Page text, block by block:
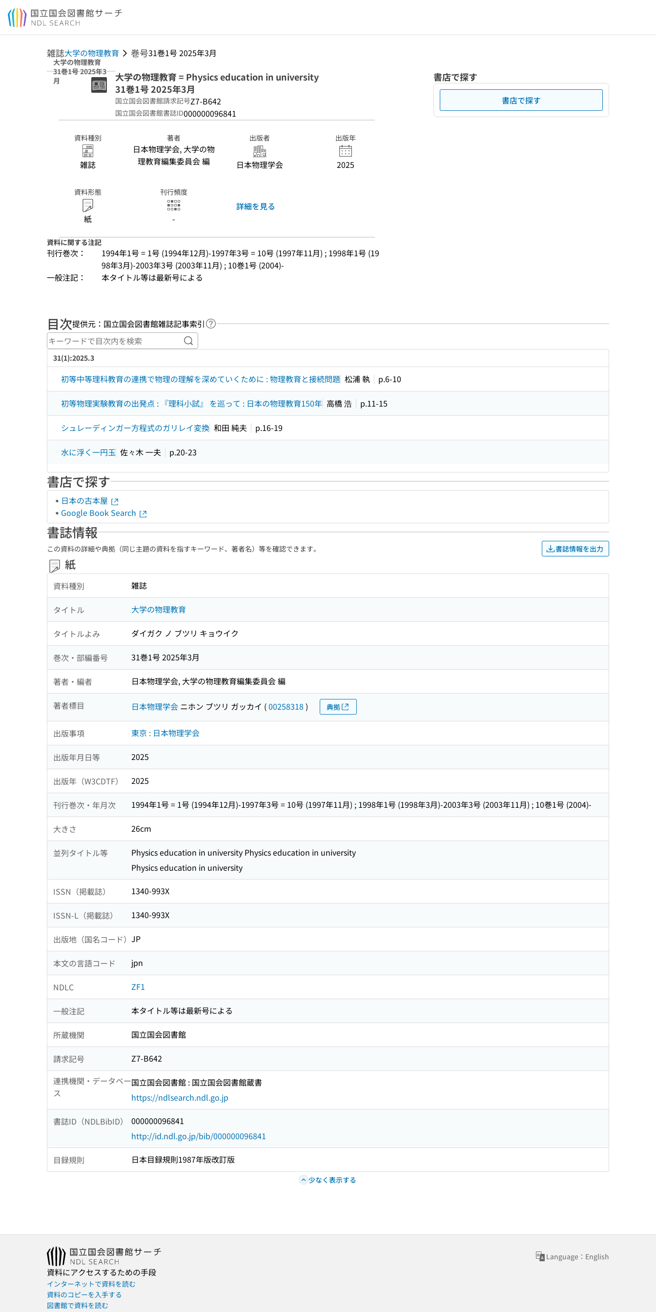
本文へ移動
雑誌大学の物理教育 巻号31巻1号 2025年3月
大学の物理教育
31巻1号 2025年3
月
大学の物理教育 = Physics education in university
31巻1号 2025年3月
国立国会図書館請求記号Z7-B642
国立国会図書館書誌ID000000096841
資料種別
雑誌
著者
日本物理学会, 大学の物
理教育編集委員会 編
出版者
日本物理学会
出版年
2025
資料形態
紙
刊行頻度
-
詳細を見る
資料に関する注記
刊行巻次：
1994年1号 = 1号 (1994年12月)-1997年3号 = 10号 (1997年11月) ; 1998年1号 (19
98年3月)-2003年3号 (2003年11月) ; 10巻1号 (2004)-
一般注記：
本タイトル等は最新号による
書店で探す
書店で探す
目次提供元：国立国会図書館雑誌記事索引 ヘルプページへのリンク
キーワードで目次内を検索
31(1):2025.3
初等中等理科教育の連携で物理の理解を深めていくために : 物理教育と接続問題 松浦 執 p.6-10
初等物理実験教育の出発点 : 『理科小試』 を巡って : 日本の物理教育150年 高橋 浩 p.11-15
シュレーディンガー方程式のガリレイ変換 和田 純夫 p.16-19
水に浮く一円玉 佐々木 一夫 p.20-23
書店で探す
日本の古本屋
Google Book Search
書誌情報
この資料の詳細や典拠（同じ主題の資料を指すキーワード、著者名）等を確認できます。 書誌情報を出力
紙
資料種別 雑誌
タイトル 大学の物理教育
タイトルよみ ダイガク ノ ブツリ キョウイク
巻次・部編番号 31巻1号 2025年3月
著者・編者 日本物理学会, 大学の物理教育編集委員会 編
著者標目 日本物理学会 ニホン ブツリ ガッカイ (00258318 ) 典拠
出版事項 東京 : 日本物理学会
出版年月日等 2025
出版年（W3CDTF） 2025
刊行巻次・年月次 1994年1号 = 1号 (1994年12月)-1997年3号 = 10号 (1997年11月) ; 1998年1号 (1998年3月)-2003年3号 (2003年11月) ; 10巻1号 (2004)-
大きさ 26cm
並列タイトル等
Physics education in university Physics education in university
Physics education in university
ISSN（掲載誌） 1340-993X
ISSN-L（掲載誌） 1340-993X
出版地（国名コード） JP
本文の言語コード jpn
NDLC ZF1
一般注記 本タイトル等は最新号による
所蔵機関 国立国会図書館
請求記号
Z7-B642
連携機関・データベー
ス
国立国会図書館 : 国立国会図書館蔵書
https://ndlsearch.ndl.go.jp
書誌ID（NDLBibID）
000000096841
http://id.ndl.go.jp/bib/000000096841
目録規則 日本目録規則1987年版改訂版
少なく表示する
Language：English
資料にアクセスするための手段
インターネットで資料を読む
資料のコピーを入手する
図書館で資料を読む